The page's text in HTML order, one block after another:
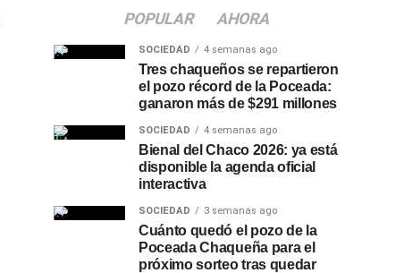
POPULAR AHORA
SOCIEDAD 4 semanas ago
Tres chaqueños se repartieron
el pozo récord de la Poceada:
ganaron más de $291 millones
SOCIEDAD 4 semanas ago
Bienal del Chaco 2026: ya está
disponible la agenda oficial
interactiva
SOCIEDAD 3 semanas ago
Cuánto quedó el pozo de la
Poceada Chaqueña para el
próximo sorteo tras quedar